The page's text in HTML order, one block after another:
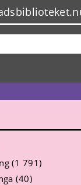
(1 791)
(40)